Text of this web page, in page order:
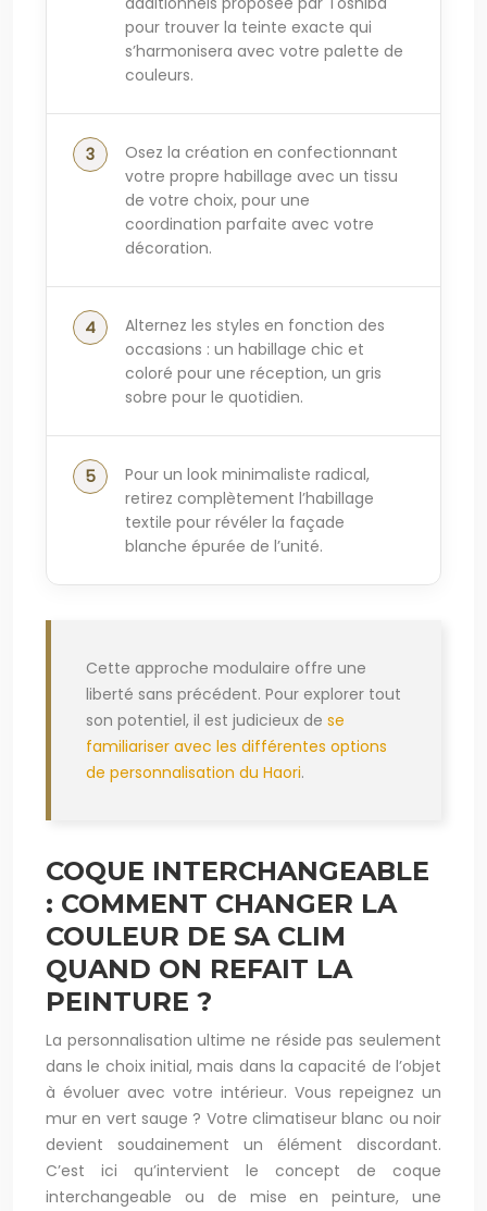
pour trouver la teinte exacte qui
s’harmonisera avec votre palette de
couleurs.
Osez la création en confectionnant
votre propre habillage avec un tissu
de votre choix, pour une
coordination parfaite avec votre
décoration.
Alternez les styles en fonction des
occasions : un habillage chic et
coloré pour une réception, un gris
sobre pour le quotidien.
Pour un look minimaliste radical,
retirez complètement l’habillage
textile pour révéler la façade
blanche épurée de l’unité.
Cette approche modulaire offre une
liberté sans précédent. Pour explorer tout
son potentiel, il est judicieux de se
familiariser avec les différentes options
de personnalisation du Haori.
COQUE INTERCHANGEABLE
: COMMENT CHANGER LA
COULEUR DE SA CLIM
QUAND ON REFAIT LA
PEINTURE ?
La personnalisation ultime ne réside pas seulement
dans le choix initial, mais dans la capacité de l’objet
à évoluer avec votre intérieur. Vous repeignez un
mur en vert sauge ? Votre climatiseur blanc ou noir
devient soudainement un élément discordant.
C’est ici qu’intervient le concept de coque
interchangeable ou de mise en peinture, une